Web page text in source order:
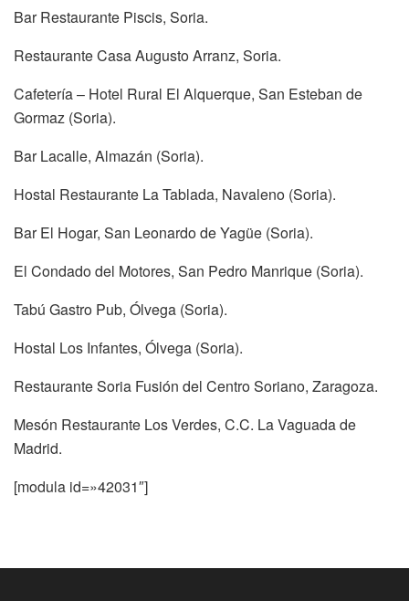
Bar Restaurante Piscis, Soria.
Restaurante Casa Augusto Arranz, Soria.
Cafetería – Hotel Rural El Alquerque, San Esteban de
Gormaz (Soria).
Bar Lacalle, Almazán (Soria).
Hostal Restaurante La Tablada, Navaleno (Soria).
Bar El Hogar, San Leonardo de Yagüe (Soria).
El Condado del Motores, San Pedro Manrique (Soria).
Tabú Gastro Pub, Ólvega (Soria).
Hostal Los Infantes, Ólvega (Soria).
Restaurante Soria Fusión del Centro Soriano, Zaragoza.
Mesón Restaurante Los Verdes, C.C. La Vaguada de
Madrid.
[modula id=»42031″]